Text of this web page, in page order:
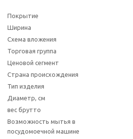
Покрытие
Ширина
Схема вложения
Торговая группа
Ценовой сегмент
Страна происхождения
Тип изделия
Диаметр, см
вес брутто
Возможность мытья в
посудомоечной машине